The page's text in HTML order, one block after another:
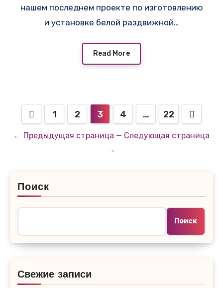
нашем последнем проекте по изготовлению
и установке белой раздвижной…
Read More
1 2 3 4 … 22
← Предыдущая страница — Следующая страница
→
Поиск
Поиск
Свежие записи